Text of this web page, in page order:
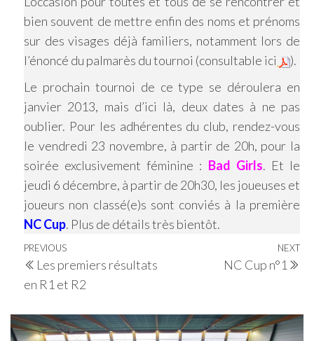
bien souvent de mettre enfin des noms et prénoms
sur des visages déjà familiers, notamment lors de
l’énoncé du palmarès du tournoi (consultable ici
).
Le prochain tournoi de ce type se déroulera en
janvier 2013, mais d’ici là, deux dates à ne pas
oublier. Pour les adhérentes du club, rendez-vous
le vendredi 23 novembre, à partir de 20h, pour la
soirée exclusivement féminine : Bad Girls. Et le
jeudi 6 décembre, à partir de 20h30, les joueuses et
joueurs non classé(e)s sont conviés à la première
NC Cup. Plus de détails très bientôt.
Navigation
de
l’article
Previous
Post
PREVIOUS
Les premiers résultats
en R1 et R2
NEXT
NC Cup n°1